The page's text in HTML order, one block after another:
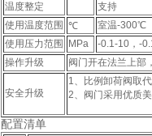
温度整定
支持
使用温度范围 ℃
室温-300℃
使用压力范围
MPa
-0.1-10，-
操作升级
阀门开在法兰上部
安全升级
1、比例卸荷阀取
2、阀门采用优质
配置清单